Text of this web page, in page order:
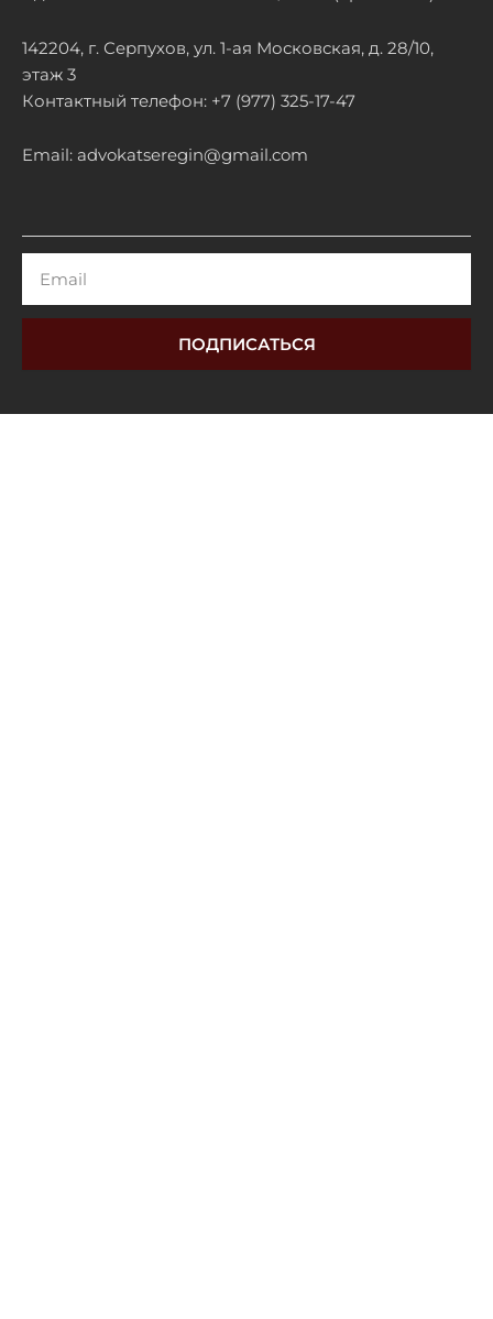
142204, г. Серпухов, ул. 1-ая Московская, д. 28/10,
этаж 3
Контактный телефон: +7 (977) 325-17-47
Email: advokatseregin@gmail.com
ПОДПИСАТЬСЯ